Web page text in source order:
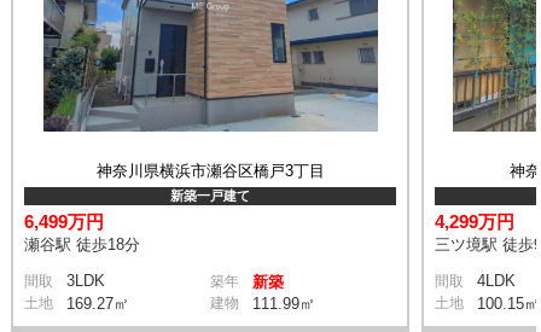
神奈川県横浜市瀬谷区橋戸3丁目
新築一戸建て
6,499万円
瀬谷駅 徒歩18分
間取 3LDK 築年 新築
土地 169.27㎡ 建物 111.99㎡
神
4,299万円
三ツ境駅 徒歩
間取 4LDK
土地 100.15㎡